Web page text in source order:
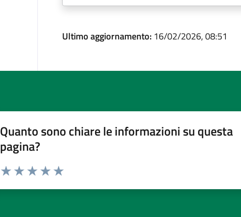
Ultimo aggiornamento: 16/02/2026, 08:51
Quanto sono chiare le informazioni su questa
pagina?